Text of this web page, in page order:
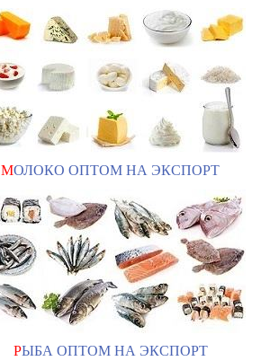
МОЛОКО ОПТОМ НА ЭКСПОРТ
РЫБА ОПТОМ НА ЭКСПОРТ